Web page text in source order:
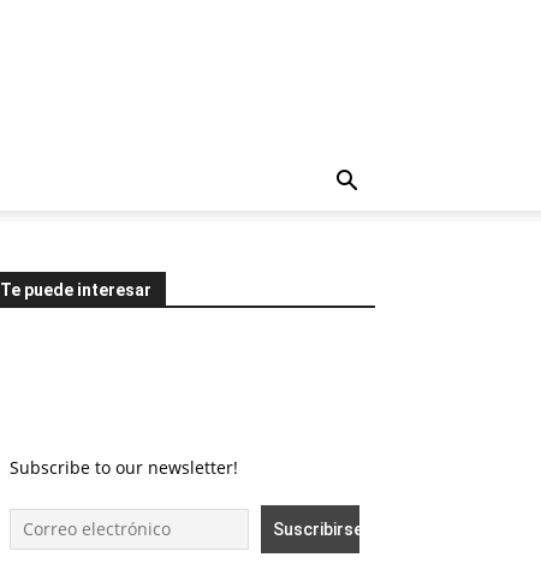
Te puede interesar
Subscribe to our newsletter!